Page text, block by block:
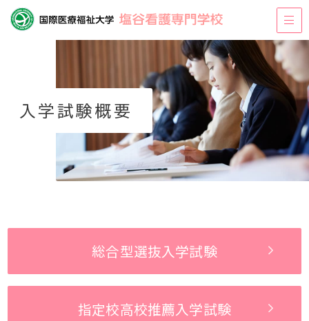
入学試験概要
総合型選抜入学試験
指定校高校推薦入学試験